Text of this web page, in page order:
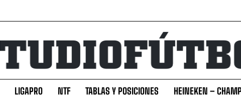
LIGAPRO NTF TABLAS Y POSICIONES HEINEKEN –